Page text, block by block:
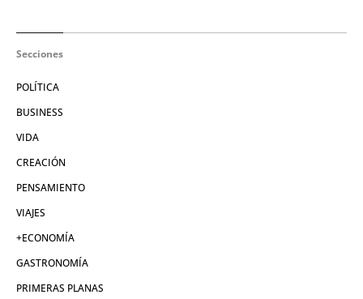
Secciones
POLÍTICA
BUSINESS
VIDA
CREACIÓN
PENSAMIENTO
VIAJES
+ECONOMÍA
GASTRONOMÍA
PRIMERAS PLANAS